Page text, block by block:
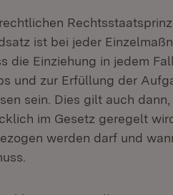
ist bei jeder
die Einziehung in jedem
und zur Erfüllung der
sein. Dies gilt auch
im Gesetz geregelt
werden darf und